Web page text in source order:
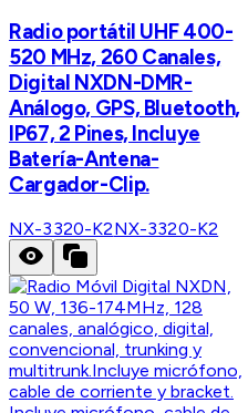
Radio portátil UHF 400-
520 MHz, 260 Canales,
Digital NXDN-DMR-
Análogo, GPS, Bluetooth,
IP67, 2 Pines, Incluye
Batería-Antena-
Cargador-Clip.
NX-3320-K2NX-3320-K2